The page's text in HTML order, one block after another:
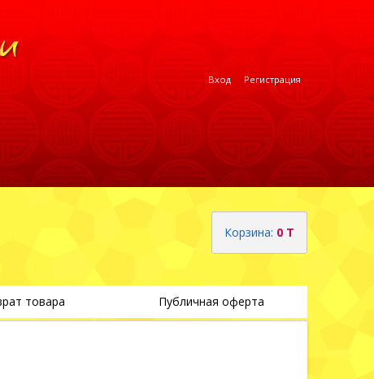
Вход Регистрация
Корзина: 0 T
товара Публичная оферта